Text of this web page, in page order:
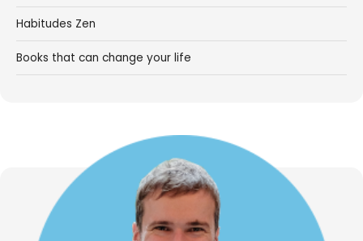
Habitudes Zen
Books that can change your life